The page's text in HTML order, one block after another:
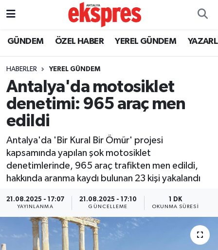
GÜNDEM ÖZEL HABER YEREL GÜNDEM
HABERLER YEREL GÜNDEM
Antalya'da motosiklet
denetimi: 965 araç men
edildi
Antalya'da 'Bir Kural Bir Ömür' projesi
kapsamında yapılan şok motosiklet
denetimlerinde, 965 araç trafikten men edildi,
hakkında aranma kaydı bulunan 23 kişi yakalandı
21.08.2025 - 17:07
YAYINLANMA
21.08.2025 - 17:10
GÜNCELLEME
1 DK
OKUNMA SÜRESI
ÖZEL HABER
YEREL GÜNDEM
EKONOMİ
KÜLTÜR - SANAT
SPOR
SAĞLIK
DÜNYA
Nöbetçi Eczaneler
Trafik Durumu
Süper Lig Puan Durumu ve Fikstür
Tüm Manşetler
Son Dakika Haberleri